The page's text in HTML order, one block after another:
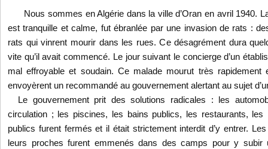
Nous sommes en Algérie dans la ville d’Oran en avril 1940.
est tranquille et calme, fut ébranlée par une invasion de rats :
rats qui vinrent mourir dans les rues. Ce désagrément dura
vite qu’il avait commencé. Le jour suivant le concierge d’un
mal effroyable et soudain. Ce malade mourut très
envoyèrent un recommandé au gouvernement alertant au sujet
Le gouvernement prit des solutions radicales : les
circulation ; les piscines, les bains publics, les restaurants,
publics furent fermés et il était strictement interdit d’y entrer.
leurs proches furent emmenés dans des camps pour y subir